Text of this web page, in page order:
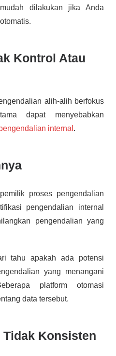
dilakukan jika Anda
Kontrol Atau
alih-alih berfokus
dapat menyebabkan
internal .
proses pengendalian
pengendalian internal
pengendalian yang
tahu apakah ada potensi
yang menangani
platform otomasi
data tersebut.
Konsisten